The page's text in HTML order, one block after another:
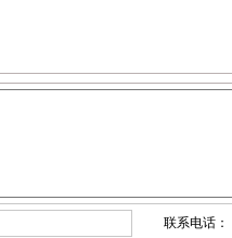
联系电话：